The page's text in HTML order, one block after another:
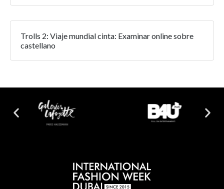
Trolls 2: Viaje mundial cinta: Examinar online sobre
castellano